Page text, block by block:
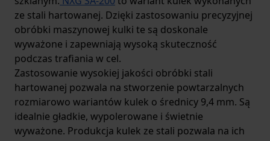
ze stali hartowanej. Dzięki zastosowaniu precyzyjnej
obróbki maszynowej kulki te są doskonale
wyważone i zapewniają wysoką skuteczność
podczas trafiania w cel.
Zastosowanie wysokiej jakości obróbki stali
hartowanej pozwala na stworzenie powtarzalnych
rozmiarowo wariantów kulek o średnicy 9,4 mm. Są
idealnie gładkie, wypolerowane i świetnie
wyważone. Produkcja kulek ze stali pozwala na ich